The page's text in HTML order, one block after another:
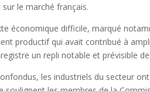
le marché français.
économique difficile, marqué
productif qui avait contribué à
un repli notable et prévisible
les industriels du secteur